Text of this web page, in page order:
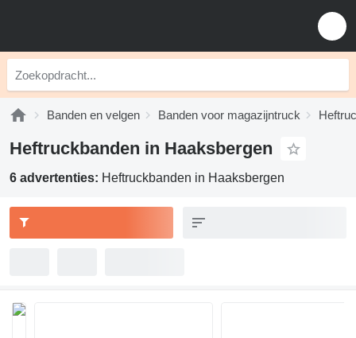
Banden en velgen Banden voor magazijntruck
Heftruckbanden in Haaksbergen
6 advertenties: Heftruckbanden in Haaksbergen